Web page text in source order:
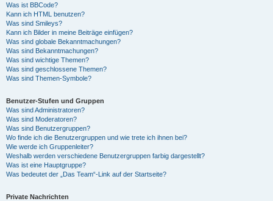
Was ist BBCode?
Kann ich HTML benutzen?
Was sind Smileys?
Kann ich Bilder in meine Beiträge einfügen?
Was sind globale Bekanntmachungen?
Was sind Bekanntmachungen?
Was sind wichtige Themen?
Was sind geschlossene Themen?
Was sind Themen-Symbole?
Benutzer-Stufen und Gruppen
Was sind Administratoren?
Was sind Moderatoren?
Was sind Benutzergruppen?
Wo finde ich die Benutzergruppen und wie trete ich ihnen bei?
Wie werde ich Gruppenleiter?
Weshalb werden verschiedene Benutzergruppen farbig dargestellt?
Was ist eine Hauptgruppe?
Was bedeutet der „Das Team“-Link auf der Startseite?
Private Nachrichten